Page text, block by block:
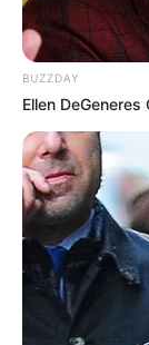
BUZZDAY
Ellen